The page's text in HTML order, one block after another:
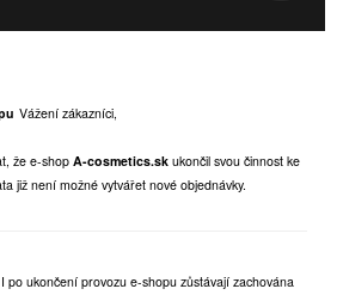
Vážení zákazníci,
že e-shop A-cosmetics.sk ukončil svou činnost ke
již není možné vytvářet nové objednávky.
I po ukončení provozu e-shopu zůstávají zachována